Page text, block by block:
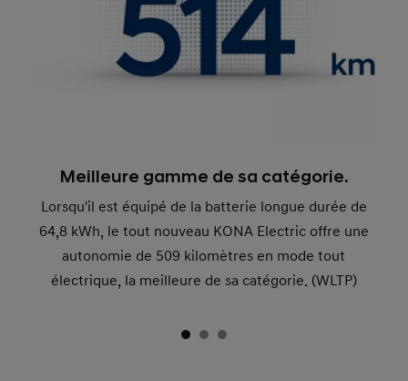
Meilleure gamme de sa catégorie.
Lorsqu'il est équipé de la batterie longue durée de
64,8 kWh, le tout nouveau KONA Electric offre une
autonomie de 509 kilomètres en mode tout
électrique, la meilleure de sa catégorie. (WLTP)